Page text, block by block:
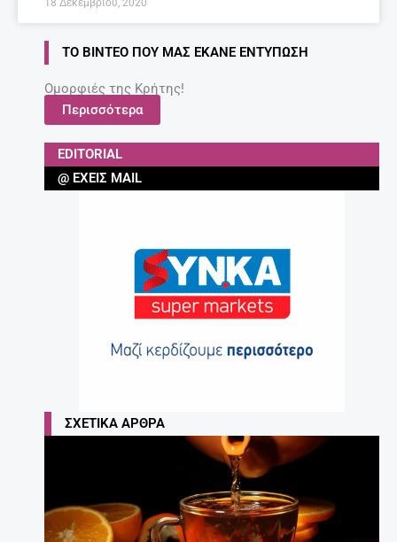
18 Δεκεμβρίου, 2020
ΤΟ ΒΊΝΤΕΟ ΠΟΥ ΜΑΣ ΈΚΑΝΕ ΕΝΤΎΠΩΣΗ
Ομορφιές της Κρήτης!
Περισσότερα
EDITORIAL
@ ΈΧΕΙΣ MAIL
ΣΧΕΤΙΚΆ ΆΡΘΡΑ